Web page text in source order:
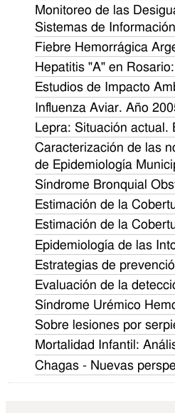
Monitoreo de las
Sistemas de
Fiebre Hemorrágica
Hepatitis "A" en
Estudios de Impacto
Influenza Aviar. Año
Lepra: Situación actual.
Caracterización de las
de Epidemiología
Síndrome Bronquial
Estimación de la
Estimación de la
Epidemiología de las
Estrategias de
Evaluación de la
Síndrome Urémico
Sobre lesiones por
Mortalidad Infantil:
Chagas - Nuevas